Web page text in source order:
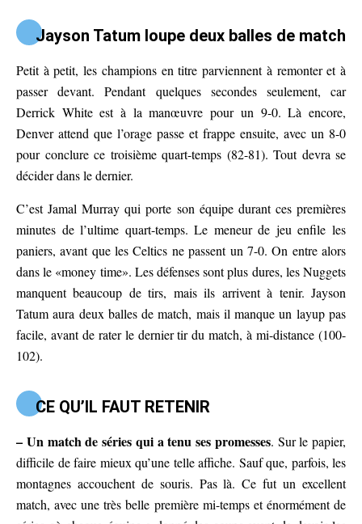
Jayson Tatum loupe deux balles de match
Petit à petit, les champions en titre parviennent à remonter et à
passer devant. Pendant quelques secondes seulement, car
Derrick White est à la manœuvre pour un 9-0. Là encore,
Denver attend que l’orage passe et frappe ensuite, avec un 8-0
pour conclure ce troisième quart-temps (82-81). Tout devra se
décider dans le dernier.
C’est Jamal Murray qui porte son équipe durant ces premières
minutes de l’ultime quart-temps. Le meneur de jeu enfile les
paniers, avant que les Celtics ne passent un 7-0. On entre alors
dans le «money time». Les défenses sont plus dures, les Nuggets
manquent beaucoup de tirs, mais ils arrivent à tenir. Jayson
Tatum aura deux balles de match, mais il manque un layup pas
facile, avant de rater le dernier tir du match, à mi-distance (100-
102).
CE QU’IL FAUT RETENIR
– Un match de séries qui a tenu ses promesses. Sur le papier,
difficile de faire mieux qu’une telle affiche. Sauf que, parfois, les
montagnes accouchent de souris. Pas là. Ce fut un excellent
match, avec une très belle première mi-temps et énormément de